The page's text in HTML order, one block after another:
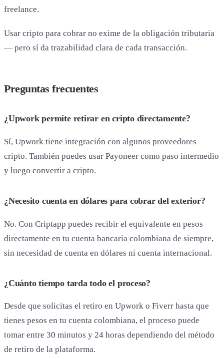
freelance.
Usar cripto para cobrar no exime de la obligación tributaria
— pero sí da trazabilidad clara de cada transacción.
Preguntas frecuentes
¿Upwork permite retirar en cripto directamente?
Sí, Upwork tiene integración con algunos proveedores
cripto. También puedes usar Payoneer como paso intermedio
y luego convertir a cripto.
¿Necesito cuenta en dólares para cobrar del exterior?
No. Con Criptapp puedes recibir el equivalente en pesos
directamente en tu cuenta bancaria colombiana de siempre,
sin necesidad de cuenta en dólares ni cuenta internacional.
¿Cuánto tiempo tarda todo el proceso?
Desde que solicitas el retiro en Upwork o Fiverr hasta que
tienes pesos en tu cuenta colombiana, el proceso puede
tomar entre 30 minutos y 24 horas dependiendo del método
de retiro de la plataforma.